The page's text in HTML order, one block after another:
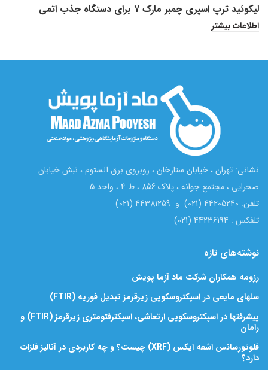
لیکوئید ترپ اسپری چمبر مارک ۷ برای دستگاه جذب اتمی
اطلاعات بیشتر
نشانی: تهران ، خیابان ستارخان ، روبروی برق آلستوم ، نبش خیابان
صحرایی ، مجتمع جوانه ، پلاک 856 ، ط 4 ، واحد 5
تلفن: 44205240 (021) و 44381259 (021)
تلفکس : 44236194 (021)
نوشته‌های تازه
رزومه همکاران شرکت ماد آزما پویش
سلهای مایعی در اسپکتروسکوپی زیرقرمز تبدیل فوریه (FTIR)
پیشرفتها در اسپکتروسکوپی ارتعاشی، اسپکترفتومتری زیرقرمز (FTIR) و
رامان
فلوئورسانس اشعه ایکس (XRF) چیست؟ و چه کاربردی در آنالیز فلزات
دارد؟